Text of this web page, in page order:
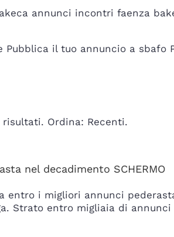
annunci incontri faenza
il tuo annuncio a sbafo
Ordina: Recenti.
nel decadimento SCHERMO
entro i migliori annunci
Strato entro migliaia di annunci